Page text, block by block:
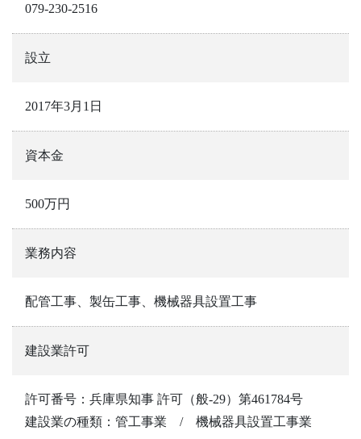
079-230-2516​​​​​​​
設立
2017年3月1日
資本金
500万円
業務内容
配管工事、製缶工事、機械器具設置工事
建設業許可
許可番号：兵庫県知事 許可（般-29）第461784号
建設業の種類：管工事業 / 機械器具設置工事業